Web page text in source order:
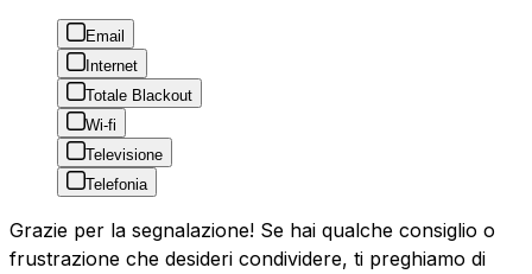
Email
Internet
Totale Blackout
Wi-fi
Televisione
Telefonia
Grazie per la segnalazione! Se hai qualche consiglio o
frustrazione che desideri condividere, ti preghiamo di